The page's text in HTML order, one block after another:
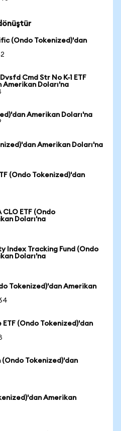
(Ondo Tokenized)'dan
Cmd Str No K-1 ETF
Amerikan Doları'na
Amerikan Doları'na
Amerikan Doları'na
(Ondo Tokenized)'dan
ETF (Ondo
Doları'na
Index Tracking Fund (Ondo
Doları'na
Tokenized)'dan Amerikan
(Ondo Tokenized)'dan
Tokenized)'dan
Amerikan